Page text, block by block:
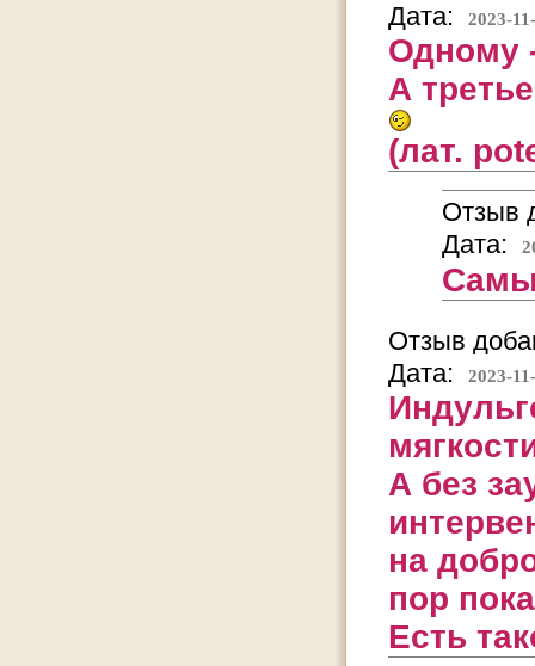
Дата:
2023-
Одному
А
(лат.
Отзыв
Дата:
Отзыв
Дата:
2023-
А без
на
пор
Есть